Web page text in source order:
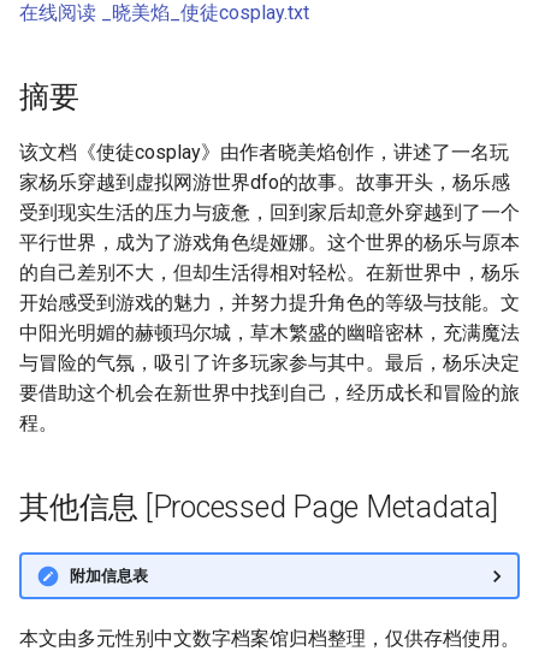
索
在线阅读 _晓美焰_使徒cosplay.txt
摘要
该文档《使徒cosplay》由作者晓美焰创作，讲述了一名玩
家杨乐穿越到虚拟网游世界dfo的故事。故事开头，杨乐感
受到现实生活的压力与疲惫，回到家后却意外穿越到了一个
平行世界，成为了游戏角色缇娅娜。这个世界的杨乐与原本
的自己差别不大，但却生活得相对轻松。在新世界中，杨乐
开始感受到游戏的魅力，并努力提升角色的等级与技能。文
中阳光明媚的赫顿玛尔城，草木繁盛的幽暗密林，充满魔法
与冒险的气氛，吸引了许多玩家参与其中。最后，杨乐决定
要借助这个机会在新世界中找到自己，经历成长和冒险的旅
程。
其他信息 [Processed Page Metadata]
附加信息表
本文由多元性别中文数字档案馆归档整理，仅供存档使用。